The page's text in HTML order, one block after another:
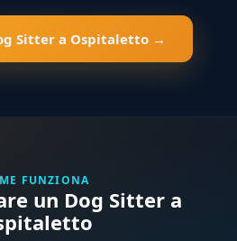
Sitter a Ospitaletto →
FUNZIONA
un Dog Sitter a